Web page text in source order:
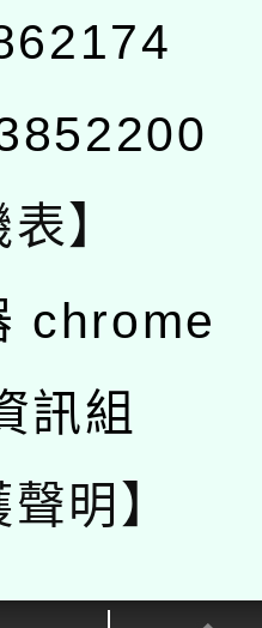
】
chrome
訊組
明】